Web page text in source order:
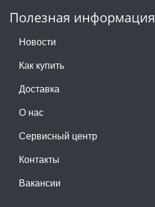
Полезная информация
Новости
Как купить
Доставка
О нас
Сервисный центр
Контакты
Вакансии